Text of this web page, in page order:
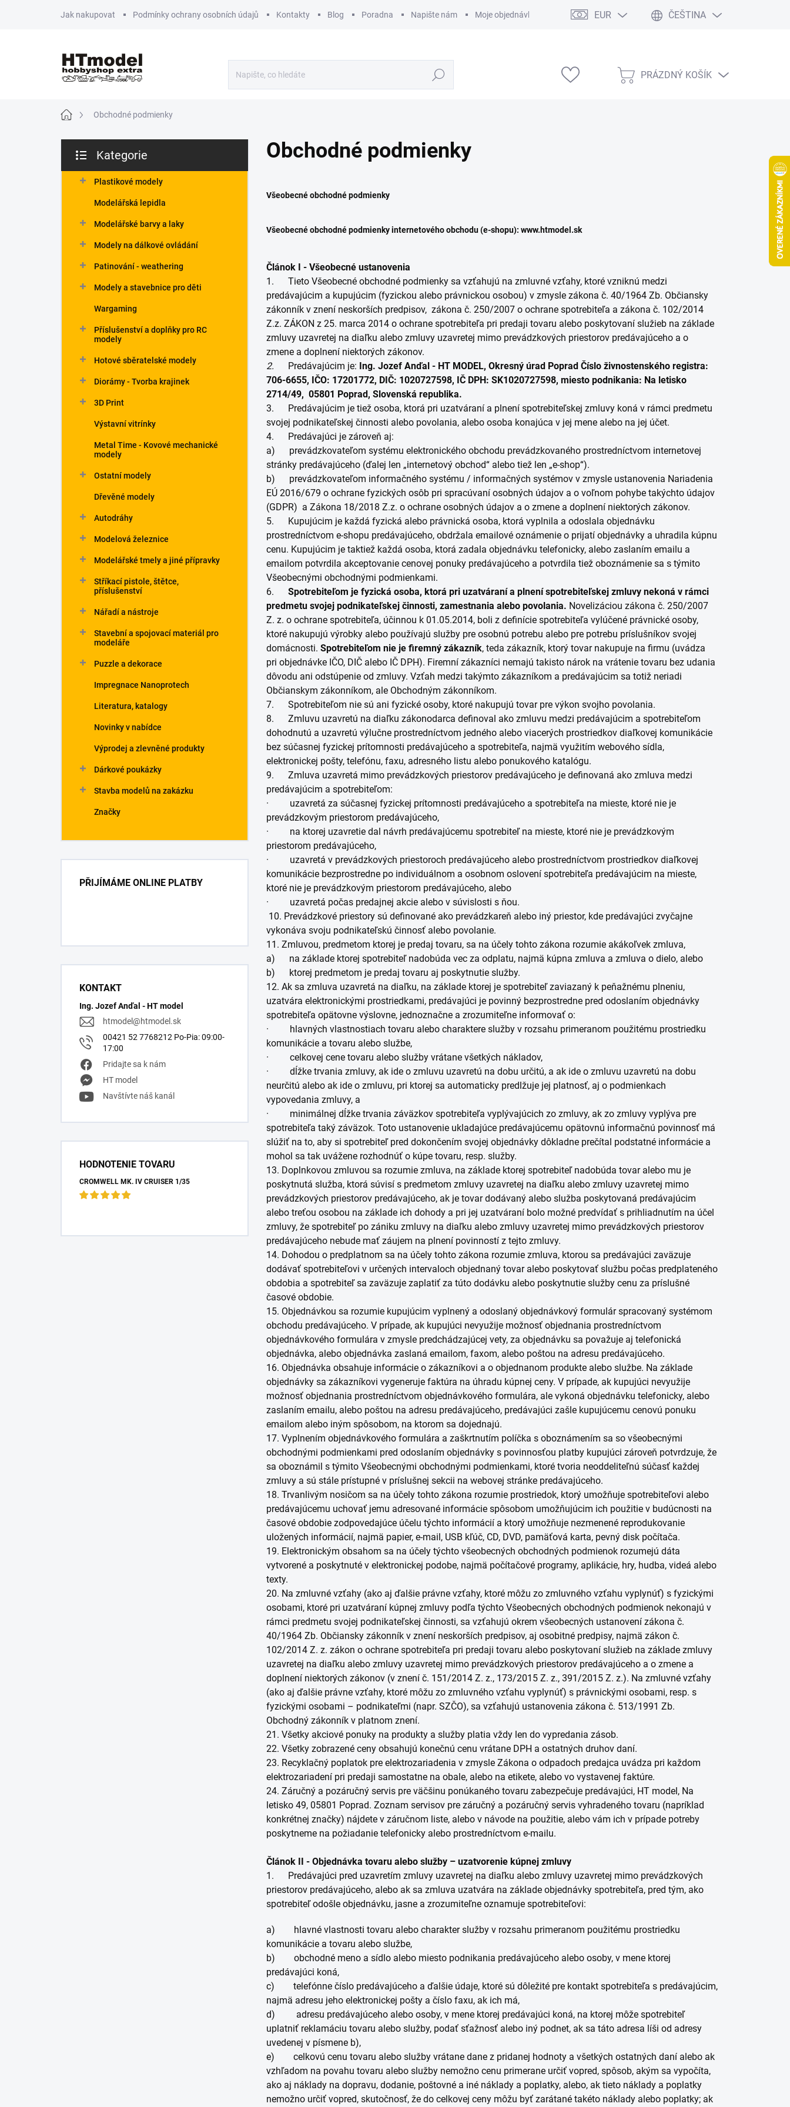
Jak nakupovat Podmínky ochrany osobních údajů Kontakty Blog Poradna Napište nám Moje objednávka Modelárske výstavy
EUR ČEŠTINA
Hledat
NÁKUPNÍ
PRÁZDNÝ KOŠÍK
Domů Obchodné podmienky
s
kategorie
Kategorie
Plastikové modely
Modelářská lepidla
Modelářské barvy a laky
Modely na dálkové ovládání
Patinování - weathering
Modely a stavebnice pro děti
Wargaming
Příslušenství a doplňky pro RC
modely
Hotové sběratelské modely
Diorámy - Tvorba krajinek
3D Print
Výstavní vitrínky
Metal Time - Kovové mechanické
modely
Ostatní modely
Dřevěné modely
Autodráhy
Modelová železnice
Modelářské tmely a jiné přípravky
Stříkací pistole, štětce,
příslušenství
Nářadí a nástroje
Stavební a spojovací materiál pro
modeláře
Puzzle a dekorace
Impregnace Nanoprotech
Literatura, katalogy
Novinky v nabídce
Výprodej a zlevněné produkty
Dárkové poukázky
Stavba modelů na zakázku
Značky
PŘIJÍMÁME ONLINE PLATBY
KONTAKT
Ing. Jozef Anďal - HT model
htmodel@htmodel.sk
00421 52 7768212 Po-Pia: 09:00-
17:00
Pridajte sa k nám
HT model
Navštívte náš kanál
HODNOTENIE TOVARU
CROMWELL MK. IV CRUISER 1/35
Obchodné podmienky
Všeobecné obchodné podmienky
Všeobecné obchodné podmienky internetového obchodu (e-shopu): www.htmodel.sk
Článok I - Všeobecné ustanovenia
1. Tieto Všeobecné obchodné podmienky sa vzťahujú na zmluvné vzťahy, ktoré vzniknú medzi
predávajúcim a kupujúcim (fyzickou alebo právnickou osobou) v zmysle zákona č. 40/1964 Zb. Občiansky
zákonník v znení neskorších predpisov, zákona č. 250/2007 o ochrane spotrebiteľa a zákona č. 102/2014
Z.z. ZÁKON z 25. marca 2014 o ochrane spotrebiteľa pri predaji tovaru alebo poskytovaní služieb na základe
zmluvy uzavretej na diaľku alebo zmluvy uzavretej mimo prevádzkových priestorov predávajúceho a o
zmene a doplnení niektorých zákonov.
2. Predávajúcim je: Ing. Jozef Anďal - HT MODEL, Okresný úrad Poprad Číslo živnostenského registra:
706-6655, IČO: 17201772, DIČ: 1020727598, IČ DPH: SK1020727598, miesto podnikania: Na letisko
2714/49, 05801 Poprad, Slovenská republika.
3. Predávajúcim je tiež osoba, ktorá pri uzatváraní a plnení spotrebiteľskej zmluvy koná v rámci predmetu
svojej podnikateľskej činnosti alebo povolania, alebo osoba konajúca v jej mene alebo na jej účet.
4. Predávajúci je zároveň aj:
a) prevádzkovateľom systému elektronického obchodu prevádzkovaného prostredníctvom internetovej
stránky predávajúceho (ďalej len „internetový obchod“ alebo tiež len „e-shop“).
b) prevádzkovateľom informačného systému / informačných systémov v zmysle ustanovenia Nariadenia
EÚ 2016/679 o ochrane fyzických osôb pri spracúvaní osobných údajov a o voľnom pohybe takýchto údajov
(GDPR) a Zákona 18/2018 Z.z. o ochrane osobných údajov a o zmene a doplnení niektorých zákonov.
5. Kupujúcim je každá fyzická alebo právnická osoba, ktorá vyplnila a odoslala objednávku
prostredníctvom e-shopu predávajúceho, obdržala emailové oznámenie o prijatí objednávky a uhradila kúpnu
cenu. Kupujúcim je taktiež každá osoba, ktorá zadala objednávku telefonicky, alebo zaslaním emailu a
emailom potvrdila akceptovanie cenovej ponuky predávajúceho a potvrdila tiež oboznámenie sa s týmito
Všeobecnými obchodnými podmienkami.
6. Spotrebiteľom je fyzická osoba, ktorá pri uzatváraní a plnení spotrebiteľskej zmluvy nekoná v rámci
predmetu svojej podnikateľskej činnosti, zamestnania alebo povolania. Novelizáciou zákona č. 250/2007
Z. z. o ochrane spotrebiteľa, účinnou k 01.05.2014, boli z definície spotrebiteľa vylúčené právnické osoby,
ktoré nakupujú výrobky alebo používajú služby pre osobnú potrebu alebo pre potrebu príslušníkov svojej
domácnosti. Spotrebiteľom nie je firemný zákazník, teda zákazník, ktorý tovar nakupuje na firmu (uvádza
pri objednávke IČO, DIČ alebo IČ DPH). Firemní zákazníci nemajú takisto nárok na vrátenie tovaru bez udania
dôvodu ani odstúpenie od zmluvy. Vzťah medzi takýmto zákazníkom a predávajúcim sa totiž neriadi
Občianskym zákonníkom, ale Obchodným zákonníkom.
7. Spotrebiteľom nie sú ani fyzické osoby, ktoré nakupujú tovar pre výkon svojho povolania.
8. Zmluvu uzavretú na diaľku zákonodarca definoval ako zmluvu medzi predávajúcim a spotrebiteľom
dohodnutú a uzavretú výlučne prostredníctvom jedného alebo viacerých prostriedkov diaľkovej komunikácie
bez súčasnej fyzickej prítomnosti predávajúceho a spotrebiteľa, najmä využitím webového sídla,
elektronickej pošty, telefónu, faxu, adresného listu alebo ponukového katalógu.
9. Zmluva uzavretá mimo prevádzkových priestorov predávajúceho je definovaná ako zmluva medzi
predávajúcim a spotrebiteľom:
· uzavretá za súčasnej fyzickej prítomnosti predávajúceho a spotrebiteľa na mieste, ktoré nie je
prevádzkovým priestorom predávajúceho,
· na ktorej uzavretie dal návrh predávajúcemu spotrebiteľ na mieste, ktoré nie je prevádzkovým
priestorom predávajúceho,
· uzavretá v prevádzkových priestoroch predávajúceho alebo prostredníctvom prostriedkov diaľkovej
komunikácie bezprostredne po individuálnom a osobnom oslovení spotrebiteľa predávajúcim na mieste,
ktoré nie je prevádzkovým priestorom predávajúceho, alebo
· uzavretá počas predajnej akcie alebo v súvislosti s ňou.
10. Prevádzkové priestory sú definované ako prevádzkareň alebo iný priestor, kde predávajúci zvyčajne
vykonáva svoju podnikateľskú činnosť alebo povolanie.
11. Zmluvou, predmetom ktorej je predaj tovaru, sa na účely tohto zákona rozumie akákoľvek zmluva,
a) na základe ktorej spotrebiteľ nadobúda vec za odplatu, najmä kúpna zmluva a zmluva o dielo, alebo
b) ktorej predmetom je predaj tovaru aj poskytnutie služby.
12. Ak sa zmluva uzavretá na diaľku, na základe ktorej je spotrebiteľ zaviazaný k peňažnému plneniu,
uzatvára elektronickými prostriedkami, predávajúci je povinný bezprostredne pred odoslaním objednávky
spotrebiteľa opätovne výslovne, jednoznačne a zrozumiteľne informovať o:
· hlavných vlastnostiach tovaru alebo charaktere služby v rozsahu primeranom použitému prostriedku
komunikácie a tovaru alebo službe,
· celkovej cene tovaru alebo služby vrátane všetkých nákladov,
· dĺžke trvania zmluvy, ak ide o zmluvu uzavretú na dobu určitú, a ak ide o zmluvu uzavretú na dobu
neurčitú alebo ak ide o zmluvu, pri ktorej sa automaticky predlžuje jej platnosť, aj o podmienkach
vypovedania zmluvy, a
· minimálnej dĺžke trvania záväzkov spotrebiteľa vyplývajúcich zo zmluvy, ak zo zmluvy vyplýva pre
spotrebiteľa taký záväzok. Toto ustanovenie ukladajúce predávajúcemu opätovnú informačnú povinnosť má
slúžiť na to, aby si spotrebiteľ pred dokončením svojej objednávky dôkladne prečítal podstatné informácie a
mohol sa tak uvážene rozhodnúť o kúpe tovaru, resp. služby.
13. Doplnkovou zmluvou sa rozumie zmluva, na základe ktorej spotrebiteľ nadobúda tovar alebo mu je
poskytnutá služba, ktorá súvisí s predmetom zmluvy uzavretej na diaľku alebo zmluvy uzavretej mimo
prevádzkových priestorov predávajúceho, ak je tovar dodávaný alebo služba poskytovaná predávajúcim
alebo treťou osobou na základe ich dohody a pri jej uzatváraní bolo možné predvídať s prihliadnutím na účel
zmluvy, že spotrebiteľ po zániku zmluvy na diaľku alebo zmluvy uzavretej mimo prevádzkových priestorov
predávajúceho nebude mať záujem na plnení povinností z tejto zmluvy.
14. Dohodou o predplatnom sa na účely tohto zákona rozumie zmluva, ktorou sa predávajúci zaväzuje
dodávať spotrebiteľovi v určených intervaloch objednaný tovar alebo poskytovať službu počas predplateného
obdobia a spotrebiteľ sa zaväzuje zaplatiť za túto dodávku alebo poskytnutie služby cenu za príslušné
časové obdobie.
15. Objednávkou sa rozumie kupujúcim vyplnený a odoslaný objednávkový formulár spracovaný systémom
obchodu predávajúceho. V prípade, ak kupujúci nevyužije možnosť objednania prostredníctvom
objednávkového formulára v zmysle predchádzajúcej vety, za objednávku sa považuje aj telefonická
objednávka, alebo objednávka zaslaná emailom, faxom, alebo poštou na adresu predávajúceho.
16. Objednávka obsahuje informácie o zákazníkovi a o objednanom produkte alebo službe. Na základe
objednávky sa zákazníkovi vygeneruje faktúra na úhradu kúpnej ceny. V prípade, ak kupujúci nevyužije
možnosť objednania prostredníctvom objednávkového formulára, ale vykoná objednávku telefonicky, alebo
zaslaním emailu, alebo poštou na adresu predávajúceho, predávajúci zašle kupujúcemu cenovú ponuku
emailom alebo iným spôsobom, na ktorom sa dojednajú.
17. Vyplnením objednávkového formulára a zaškrtnutím políčka s oboznámením sa so všeobecnými
obchodnými podmienkami pred odoslaním objednávky s povinnosťou platby kupujúci zároveň potvrdzuje, že
sa oboznámil s týmito Všeobecnými obchodnými podmienkami, ktoré tvoria neoddeliteľnú súčasť každej
zmluvy a sú stále prístupné v príslušnej sekcii na webovej stránke predávajúceho.
18. Trvanlivým nosičom sa na účely tohto zákona rozumie prostriedok, ktorý umožňuje spotrebiteľovi alebo
predávajúcemu uchovať jemu adresované informácie spôsobom umožňujúcim ich použitie v budúcnosti na
časové obdobie zodpovedajúce účelu týchto informácií a ktorý umožňuje nezmenené reprodukovanie
uložených informácií, najmä papier, e-mail, USB kľúč, CD, DVD, pamäťová karta, pevný disk počítača.
19. Elektronickým obsahom sa na účely týchto všeobecných obchodných podmienok rozumejú dáta
vytvorené a poskytnuté v elektronickej podobe, najmä počítačové programy, aplikácie, hry, hudba, videá alebo
texty.
20. Na zmluvné vzťahy (ako aj ďalšie právne vzťahy, ktoré môžu zo zmluvného vzťahu vyplynúť) s fyzickými
osobami, ktoré pri uzatváraní kúpnej zmluvy podľa týchto Všeobecných obchodných podmienok nekonajú v
rámci predmetu svojej podnikateľskej činnosti, sa vzťahujú okrem všeobecných ustanovení zákona č.
40/1964 Zb. Občiansky zákonník v znení neskorších predpisov, aj osobitné predpisy, najmä zákon č.
102/2014 Z. z. zákon o ochrane spotrebiteľa pri predaji tovaru alebo poskytovaní služieb na základe zmluvy
uzavretej na diaľku alebo zmluvy uzavretej mimo prevádzkových priestorov predávajúceho a o zmene a
doplnení niektorých zákonov (v znení č. 151/2014 Z. z., 173/2015 Z. z., 391/2015 Z. z.). Na zmluvné vzťahy
(ako aj ďalšie právne vzťahy, ktoré môžu zo zmluvného vzťahu vyplynúť) s právnickými osobami, resp. s
fyzickými osobami – podnikateľmi (napr. SZČO), sa vzťahujú ustanovenia zákona č. 513/1991 Zb.
Obchodný zákonník v platnom znení.
21. Všetky akciové ponuky na produkty a služby platia vždy len do vypredania zásob.
22. Všetky zobrazené ceny obsahujú konečnú cenu vrátane DPH a ostatných druhov daní.
23. Recyklačný poplatok pre elektrozariadenia v zmysle Zákona o odpadoch predajca uvádza pri každom
elektrozariadení pri predaji samostatne na obale, alebo na etikete, alebo vo vystavenej faktúre.
24. Záručný a pozáručný servis pre väčšinu ponúkaného tovaru zabezpečuje predávajúci, HT model, Na
letisko 49, 05801 Poprad. Zoznam servisov pre záručný a pozáručný servis vyhradeného tovaru (napríklad
konkrétnej značky) nájdete v záručnom liste, alebo v návode na použitie, alebo vám ich v prípade potreby
poskytneme na požiadanie telefonicky alebo prostredníctvom e-mailu.
Článok II - Objednávka tovaru alebo služby – uzatvorenie kúpnej zmluvy
1. Predávajúci pred uzavretím zmluvy uzavretej na diaľku alebo zmluvy uzavretej mimo prevádzkových
priestorov predávajúceho, alebo ak sa zmluva uzatvára na základe objednávky spotrebiteľa, pred tým, ako
spotrebiteľ odošle objednávku, jasne a zrozumiteľne oznamuje spotrebiteľovi:
a) hlavné vlastnosti tovaru alebo charakter služby v rozsahu primeranom použitému prostriedku
komunikácie a tovaru alebo službe,
b) obchodné meno a sídlo alebo miesto podnikania predávajúceho alebo osoby, v mene ktorej
predávajúci koná,
c) telefónne číslo predávajúceho a ďalšie údaje, ktoré sú dôležité pre kontakt spotrebiteľa s predávajúcim,
najmä adresu jeho elektronickej pošty a číslo faxu, ak ich má,
d) adresu predávajúceho alebo osoby, v mene ktorej predávajúci koná, na ktorej môže spotrebiteľ
uplatniť reklamáciu tovaru alebo služby, podať sťažnosť alebo iný podnet, ak sa táto adresa líši od adresy
uvedenej v písmene b),
e) celkovú cenu tovaru alebo služby vrátane dane z pridanej hodnoty a všetkých ostatných daní alebo ak
vzhľadom na povahu tovaru alebo služby nemožno cenu primerane určiť vopred, spôsob, akým sa vypočíta,
ako aj náklady na dopravu, dodanie, poštovné a iné náklady a poplatky, alebo, ak tieto náklady a poplatky
nemožno určiť vopred, skutočnosť, že do celkovej ceny môžu byť zarátané takéto náklady alebo poplatky; ak